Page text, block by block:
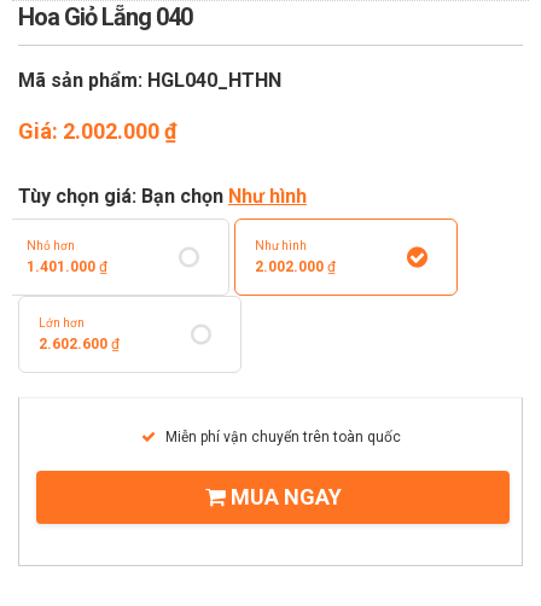
Hoa Giỏ Lẵng 040
Mã sản phẩm: HGL040_HTHN
Giá: 2.002.000₫
Tùy chọn giá: Bạn chọn Như hình
Nhỏ hơn
1.401.000 ₫
Như hình
2.002.000₫
Lớn hơn
2.602.600 ₫
Miễn phí vận chuyển trên toàn quốc
MUA NGAY